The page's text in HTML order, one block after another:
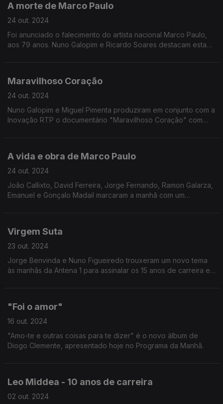
A morte de Marco Paulo
24 out. 2024
Foi anunciado o falecimento do artísta nacional Marco Paulo,
aos 79 anos. Nuno Galopim e Ricardo Soares destacam esta
Maravilhoso Coração
24 out. 2024
Nuno Galopim e Miguel Pimenta produziram em conjunto com a
Inovação RTP o documentário "Maravilhoso Coração" com
A vida e obra de Marco Paulo
24 out. 2024
João Callixto, David Ferreira, Jorge Fernando, Ramon Galarza,
Emanuel e Gonçalo Madail marcaram a manhã com um
Virgem Suta
23 out. 2024
Jorge Benvinda e Nuno Figueiredo trouxeram um novo tema
às manhãs da Antena 1 para assinalar os 15 anos de carreira e
"Foi o amor"
16 out. 2024
"Amo-te e outras coisas para te dizer" é o novo àlbum de
Diogo Clemente, apresentado hoje no Programa da Manhã.
Leo Middea - 10 anos de carreira
02 out. 2024